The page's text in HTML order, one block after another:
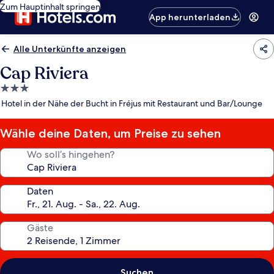
Zum Hauptinhalt springen
App herunterladen
Alle Unterkünfte anzeigen
Cap Riviera
3.0-
Sterne-
Hotel in der Nähe der Bucht in Fréjus mit Restaurant und Bar/Lounge
Wähle deine Daten, um Preise zu sehen
Wo soll’s hingehen?
Daten
Gäste